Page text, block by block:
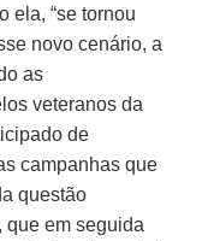
ela, “se tornou
novo cenário, a
as
veteranos da
de
campanhas que
questão
que em seguida